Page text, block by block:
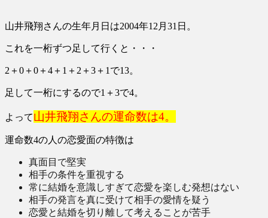
山井飛翔さんの生年月日は2004年12月31日。
これを一桁ずつ足して行くと・・・
2＋0＋0＋4＋1＋2＋3＋1で13。
足して一桁にするので1＋3で4。
よって山井飛翔さんの運命数は4。
運命数4の人の恋愛面の特徴は
真面目で堅実
相手の条件を重視する
常に結婚を意識しすぎて恋愛を楽しむ発想はない
相手の発言を真に受けて相手の愛情を疑う
恋愛と結婚を切り離して考えることが苦手